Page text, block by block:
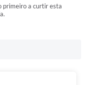
primeiro a curtir esta